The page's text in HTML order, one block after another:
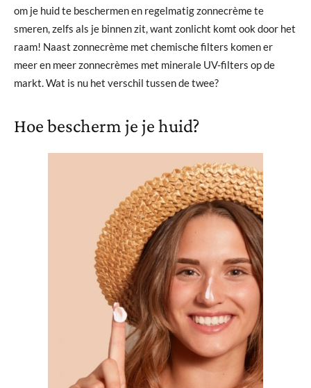
om je huid te beschermen en regelmatig zonnecrème te
smeren, zelfs als je binnen zit, want zonlicht komt ook door het
raam! Naast zonnecrème met chemische filters komen er
meer en meer zonnecrèmes met minerale UV-filters op de
markt. Wat is nu het verschil tussen de twee?
Hoe bescherm je je huid?